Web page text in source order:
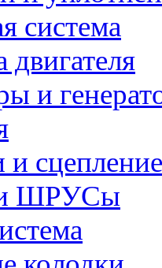
система
двигателя
и
сцепление
ШРУСы